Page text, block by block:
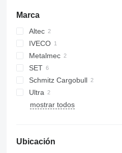
Marca
Altec
IVECO
Sprinter
Metalmec
SET
Schmitz Cargobull
Ultra
mostrar todos
Ubicación